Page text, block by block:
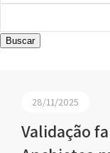
Buscar
28/11/2025
Validação